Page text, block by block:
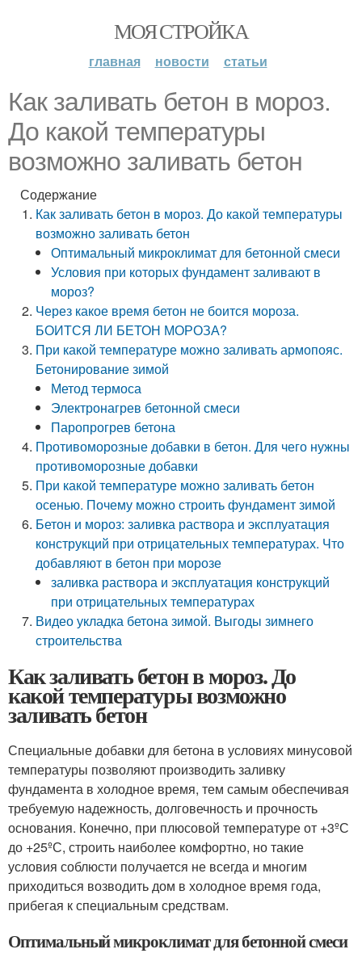
МОЯ СТРОЙКА
главная новости статьи
Как заливать бетон в мороз.
До какой температуры
возможно заливать бетон
Содержание
Как заливать бетон в мороз. До какой температуры
возможно заливать бетон
Оптимальный микроклимат для бетонной смеси
Условия при которых фундамент заливают в
мороз?
Через какое время бетон не боится мороза.
БОИТСЯ ЛИ БЕТОН МОРОЗА?
При какой температуре можно заливать армопояс.
Бетонирование зимой
Метод термоса
Электронагрев бетонной смеси
Паропрогрев бетона
Противоморозные добавки в бетон. Для чего нужны
противоморозные добавки
При какой температуре можно заливать бетон
осенью. Почему можно строить фундамент зимой
Бетон и мороз: заливка раствора и эксплуатация
конструкций при отрицательных температурах. Что
добавляют в бетон при морозе
заливка раствора и эксплуатация конструкций
при отрицательных температурах
Видео укладка бетона зимой. Выгоды зимнего
строительства
Как заливать бетон в мороз. До
какой температуры возможно
заливать бетон
Специальные добавки для бетона в условиях минусовой
температуры позволяют производить заливку
фундамента в холодное время, тем самым обеспечивая
требуемую надежность, долговечность и прочность
основания. Конечно, при плюсовой температуре от +3ºС
до +25ºС, строить наиболее комфортно, но такие
условия соблюсти получается не всегда и многим
приходиться возводить дом в холодное время года,
прибегая к специальным средствам.
Оптимальный микроклимат для бетонной смеси